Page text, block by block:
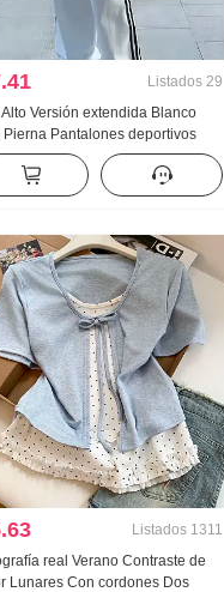
Listados 29
Alto Versión extendida Blanco
Pierna Pantalones deportivos
Primavera y otoño Nuevo
Rayas Casual Arrastrando
Listados 1311
real Verano Contraste de
Lunares Con cordones Dos